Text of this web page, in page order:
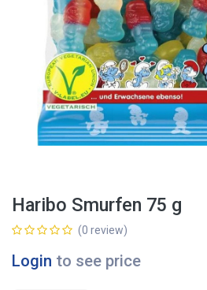
Haribo Smurfen 75 g
(0 review)
Login to see price